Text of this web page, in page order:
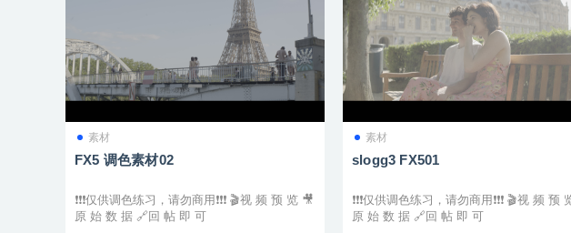
素材
FX5 调色素材02
❗❗❗仅供调色练习，请勿商用❗❗❗ 🎬视 频 预 览 🎥
原 始 数 据 🔗回 帖 即 可
素材
slogg3 FX501
❗❗❗仅供调色练习，请勿商用❗❗❗ 🎬视 频 预 览 🎥
原 始 数 据 🔗回 帖 即 可